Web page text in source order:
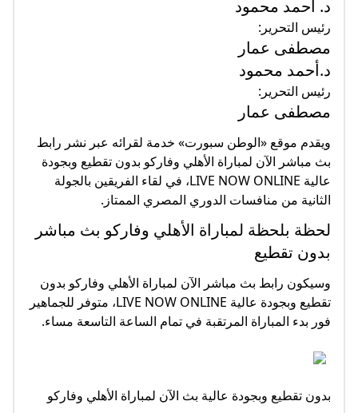
د. أحمد محمود
رئيس التحرير:
مصطفى عمار
د.أحمد محمود
رئيس التحرير:
مصطفى عمار
ويقدم موقع «الوطن سبورت» خدمة لقرائه عبر نشر رابط
بث مباشر الآن لمباراة الأهلي وفاركو بدون تقطيع وبجودة
عالية LIVE NOW ONLINE، في لقاء الفريقين بالجولة
الثانية من منافسات الدوري المصري الممتاز.
لحظة بلحظة لمباراة الأهلي وفاركو بث مباشر
بدون تقطيع
وسيكون رابط بث مباشر الآن لمباراة الأهلي وفاركو بدون
تقطيع وبجودة عالية LIVE NOW ONLINE، متوفر للجماهير
فور بدء المباراة المرتقبة في تمام الساعة التاسعة مساء.
بدون تقطيع وبجودة عالية بث الآن لمباراة الأهلي وفاركو